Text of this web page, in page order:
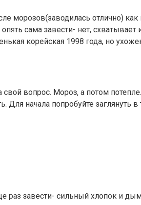
морозов(заводилась отлично) как
сама завести- нет,
корейская 1998 года, но
вопрос. Мороз, а потом
Для начала попробуйте
раз завести- сильный хлопок и